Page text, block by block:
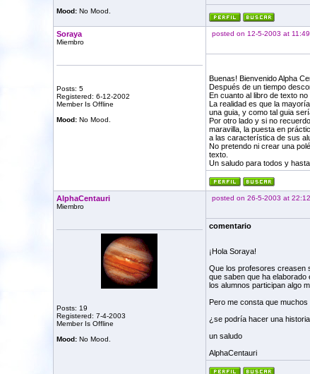
Mood:No Mood.
Soraya
Miembro
Posts: 5
Registered: 6-12-2002
Member Is Offline
Mood:No Mood.
posted on 12-5-2003 at 11:49
Buenas! Bienvenido Alpha
Después de un tiempo
En cuanto al libro de texto
La realidad es que la
una guia, y como tal guia
Por otro lado y si no
maravilla, la puesta en
a las característica de sus
No pretendo ni crear una
texto.
Un saludo para todos y
AlphaCentauri
Miembro
Posts: 19
Registered: 7-4-2003
Member Is Offline
Mood:No Mood.
posted on 26-5-2003 at 22:12
comentario
¡Hola Soraya!
Que los profesores creasen
que saben que ha
los alumnos participan algo
Pero me consta que
¿se podría hacer una
un saludo
AlphaCentauri